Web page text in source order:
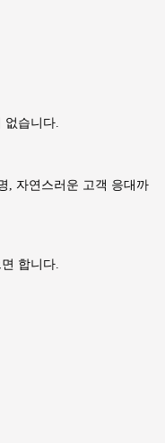
없습니다.
, 자연스러운 고객 응대까
합니다.